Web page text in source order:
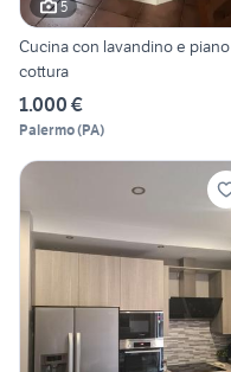
5
Cucina con lavandino e piano
cottura
1.000 €
Palermo(PA)